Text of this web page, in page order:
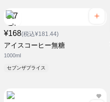
¥168(税込¥181.44)
アイスコーヒー無糖
1000ml
セブンザプライス